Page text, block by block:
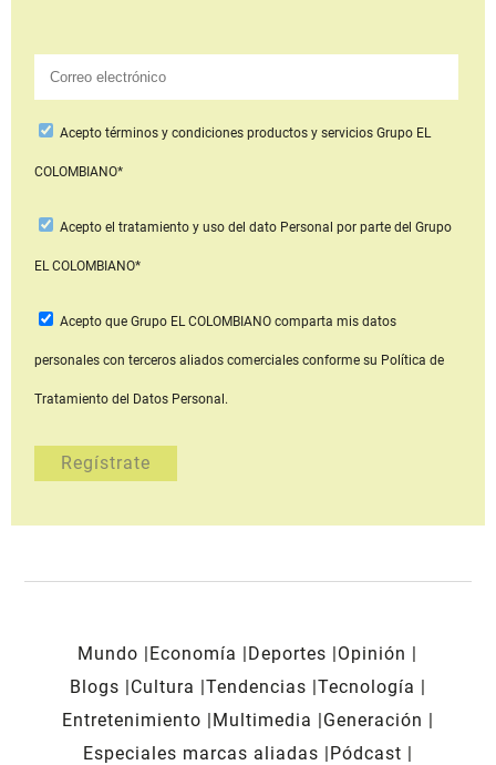
Aceptotérminos y condiciones productos y serviciosGrupo EL
COLOMBIANO*
Acepto el tratamiento y uso del dato Personal por parte del Grupo
EL COLOMBIANO*
Acepto que Grupo EL COLOMBIANOcomparta mis datos
personales con terceros aliados comerciales conforme su Política de
Tratamiento del Datos Personal.
Mundo Economía Deportes
Opinión
Blogs
Cultura Tendencias Tecnología
Entretenimiento
Multimedia
Generación
Especiales marcas aliadas
Pódcast